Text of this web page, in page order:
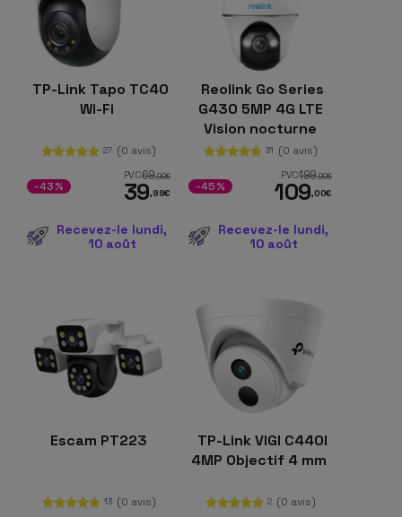
TP-Link Tapo TC40
Wi-Fi
27 (0 avis)
PVC69,99€
39,99€
-43%
Recevez-le lundi,
10 août
Reolink Go Series
G430 5MP 4G LTE
Vision nocturne
Caméra de sécurité
IP extérieure
31 (0 avis)
PVC199,99€
109,00€
-45%
Recevez-le lundi,
10 août
Escam PT223
13 (0 avis)
TP-Link VIGI C440I
4MP Objectif 4 mm
2 (0 avis)